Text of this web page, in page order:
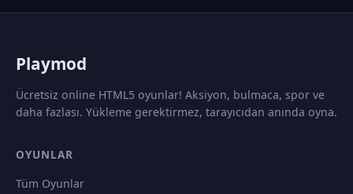
Playmod
Ücretsiz online HTML5 oyunlar! Aksiyon, bulmaca, spor ve
daha fazlası. Yükleme gerektirmez, tarayıcıdan anında oyna.
OYUNLAR
Tüm Oyunlar